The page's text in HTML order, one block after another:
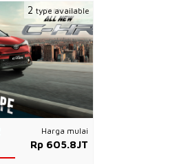
Harga mulai
Rp 605.8JT
2 type available